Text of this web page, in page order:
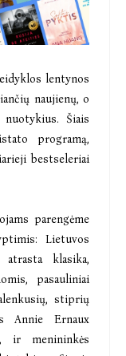
lentynos
naujienų, o
Šiais
programą,
bestseleriai
parengėme
Lietuvos
klasika,
pasauliniai
stiprių
Annie Ernaux
ir menininkės